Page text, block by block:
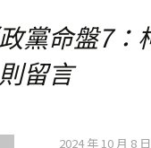
黨命盤7：
留言
2024 年 10 月 8